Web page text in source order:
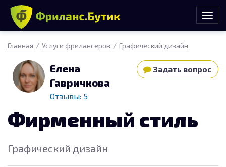
Главная Услуги фрилансеров Графический дизайн
Задать вопрос
Елена
Гавричкова
Отзывы: 5
Фирменный стиль
Графический дизайн